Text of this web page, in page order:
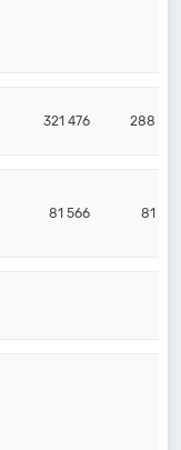
321 476 288 339
81 566 81 566